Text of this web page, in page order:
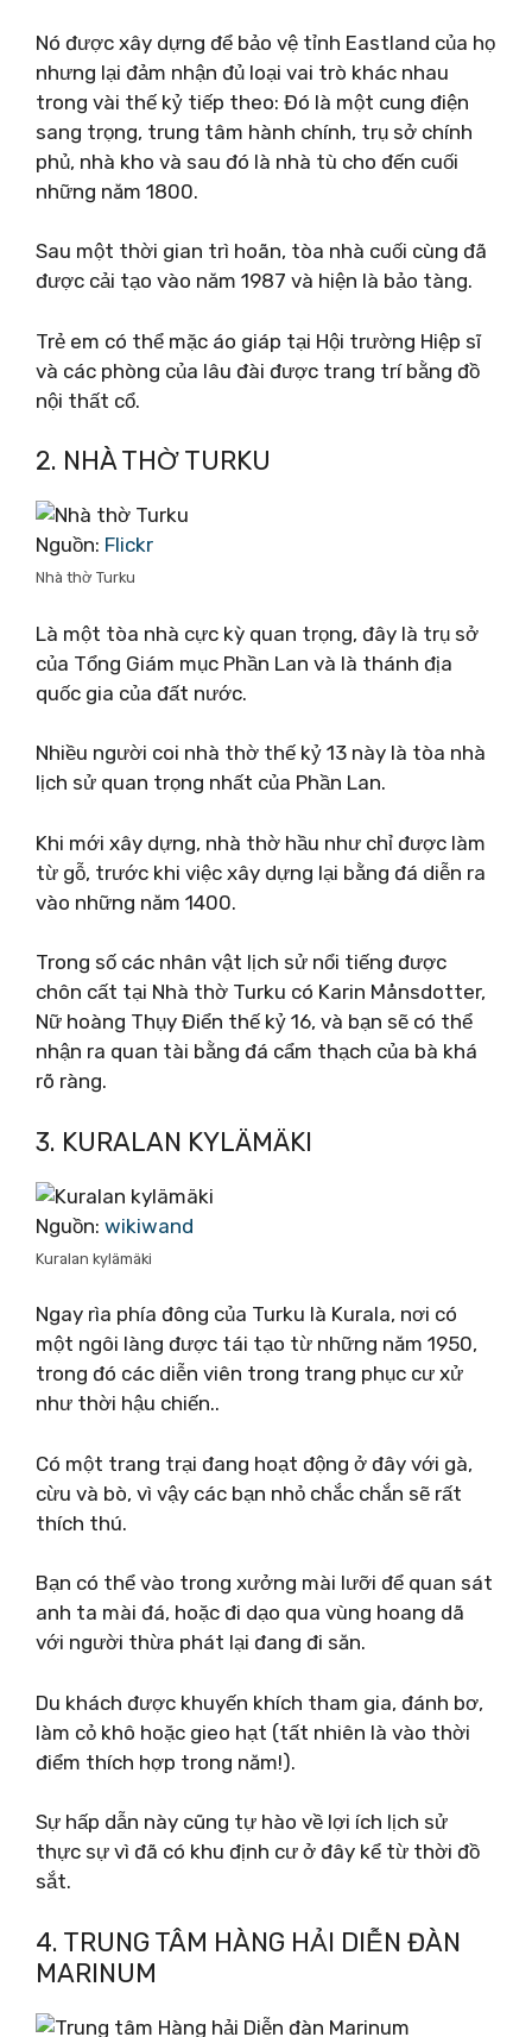
Nó được xây dựng để bảo vệ tỉnh Eastland của họ
nhưng lại đảm nhận đủ loại vai trò khác nhau
trong vài thế kỷ tiếp theo: Đó là một cung điện
sang trọng, trung tâm hành chính, trụ sở chính
phủ, nhà kho và sau đó là nhà tù cho đến cuối
những năm 1800.
Sau một thời gian trì hoãn, tòa nhà cuối cùng đã
được cải tạo vào năm 1987 và hiện là bảo tàng.
Trẻ em có thể mặc áo giáp tại Hội trường Hiệp sĩ
và các phòng của lâu đài được trang trí bằng đồ
nội thất cổ.
2. NHÀ THỜ TURKU
Nguồn: Flickr
Nhà thờ Turku
Là một tòa nhà cực kỳ quan trọng, đây là trụ sở
của Tổng Giám mục Phần Lan và là thánh địa
quốc gia của đất nước.
Nhiều người coi nhà thờ thế kỷ 13 này là tòa nhà
lịch sử quan trọng nhất của Phần Lan.
Khi mới xây dựng, nhà thờ hầu như chỉ được làm
từ gỗ, trước khi việc xây dựng lại bằng đá diễn ra
vào những năm 1400.
Trong số các nhân vật lịch sử nổi tiếng được
chôn cất tại Nhà thờ Turku có Karin Månsdotter,
Nữ hoàng Thụy Điển thế kỷ 16, và bạn sẽ có thể
nhận ra quan tài bằng đá cẩm thạch của bà khá
rõ ràng.
3. KURALAN KYLÄMÄKI
Nguồn: wikiwand
Kuralan kylämäki
Ngay rìa phía đông của Turku là Kurala, nơi có
một ngôi làng được tái tạo từ những năm 1950,
trong đó các diễn viên trong trang phục cư xử
như thời hậu chiến..
Có một trang trại đang hoạt động ở đây với gà,
cừu và bò, vì vậy các bạn nhỏ chắc chắn sẽ rất
thích thú.
Bạn có thể vào trong xưởng mài lưỡi để quan sát
anh ta mài đá, hoặc đi dạo qua vùng hoang dã
với người thừa phát lại đang đi săn.
Du khách được khuyến khích tham gia, đánh bơ,
làm cỏ khô hoặc gieo hạt (tất nhiên là vào thời
điểm thích hợp trong năm!).
Sự hấp dẫn này cũng tự hào về lợi ích lịch sử
thực sự vì đã có khu định cư ở đây kể từ thời đồ
sắt.
4. TRUNG TÂM HÀNG HẢI DIỄN ĐÀN
MARINUM